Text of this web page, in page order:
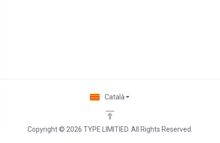
Copyright © 2026 TYPE LIMITIED. All Rights Reserved.
Català